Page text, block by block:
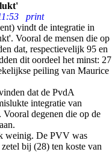
print
vindt de integratie in
Vooral de mensen die op
dat, respectievelijk 95 en
dit oordeel het minst: 27
peiling van Maurice
dat de PvdA
integratie van
degenen die op de
weinig. De PVV was
bij (28) ten koste van